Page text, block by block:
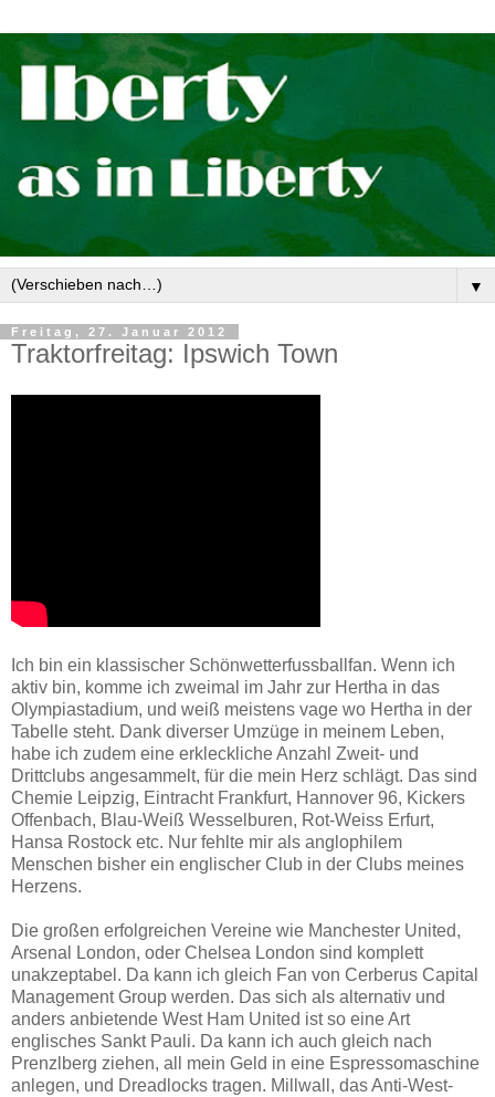
▼
Freitag, 27. Januar 2012
Traktorfreitag: Ipswich Town
Ich bin ein klassischer Schönwetterfussballfan. Wenn ich
aktiv bin, komme ich zweimal im Jahr zur Hertha in das
Olympiastadium, und weiß meistens vage wo Hertha in der
Tabelle steht. Dank diverser Umzüge in meinem Leben,
habe ich zudem eine erkleckliche Anzahl Zweit- und
Drittclubs angesammelt, für die mein Herz schlägt. Das sind
Chemie Leipzig, Eintracht Frankfurt, Hannover 96, Kickers
Offenbach, Blau-Weiß Wesselburen, Rot-Weiss Erfurt,
Hansa Rostock etc. Nur fehlte mir als anglophilem
Menschen bisher ein englischer Club in der Clubs meines
Herzens.
Die großen erfolgreichen Vereine wie Manchester United,
Arsenal London, oder Chelsea London sind komplett
unakzeptabel. Da kann ich gleich Fan von Cerberus Capital
Management Group werden. Das sich als alternativ und
anders anbietende West Ham United ist so eine Art
englisches Sankt Pauli. Da kann ich auch gleich nach
Prenzlberg ziehen, all mein Geld in eine Espressomaschine
anlegen, und Dreadlocks tragen. Millwall, das Anti-West-